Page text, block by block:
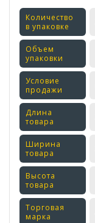
Количество
в упаковке
Объем
упаковки
Условие
продажи
Длина
товара
Ширина
товара
Высота
товара
Торговая
марка